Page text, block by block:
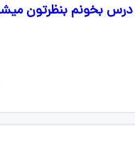
بخونم بنظرتون